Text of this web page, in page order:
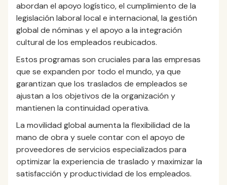
abordan el apoyo logístico, el cumplimiento de la
legislación laboral local e internacional, la gestión
global de nóminas y el apoyo a la integración
cultural de los empleados reubicados.
Estos programas son cruciales para las empresas
que se expanden por todo el mundo, ya que
garantizan que los traslados de empleados se
ajustan a los objetivos de la organización y
mantienen la continuidad operativa.
La movilidad global aumenta la flexibilidad de la
mano de obra y suele contar con el apoyo de
proveedores de servicios especializados para
optimizar la experiencia de traslado y maximizar la
satisfacción y productividad de los empleados.